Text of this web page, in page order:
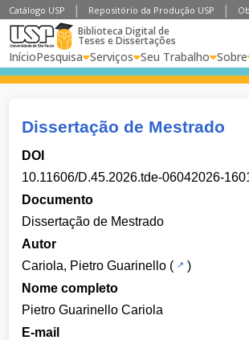
Catálogo USP Repositório da Produção USP
Biblioteca Digital de
Teses e Dissertações
InícioPesquisa Serviços Seu Trabalho Sobre
Dissertação de Mestrado
DOI
10.11606/D.45.2026.tde-06042026-
Documento
Dissertação de Mestrado
Autor
Cariola, Pietro Guarinello (
)
Nome completo
Pietro Guarinello Cariola
E-mail